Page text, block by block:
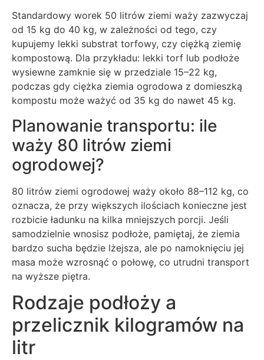
Standardowy worek 50 litrów ziemi waży zazwyczaj
od 15 kg do 40 kg, w zależności od tego, czy
kupujemy lekki substrat torfowy, czy ciężką ziemię
kompostową. Dla przykładu: lekki torf lub podłoże
wysiewne zamknie się w przedziale 15–22 kg,
podczas gdy ciężka ziemia ogrodowa z domieszką
kompostu może ważyć od 35 kg do nawet 45 kg.
Planowanie transportu: ile
waży 80 litrów ziemi
ogrodowej?
80 litrów ziemi ogrodowej waży około 88–112 kg, co
oznacza, że przy większych ilościach konieczne jest
rozbicie ładunku na kilka mniejszych porcji. Jeśli
samodzielnie wnosisz podłoże, pamiętaj, że ziemia
bardzo sucha będzie lżejsza, ale po namoknięciu jej
masa może wzrosnąć o połowę, co utrudni transport
na wyższe piętra.
Rodzaje podłoży a
przelicznik kilogramów na
litr